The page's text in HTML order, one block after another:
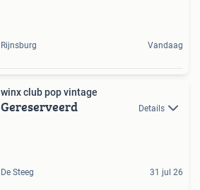
Rijnsburg Vandaag
winx club pop vintage
Gereserveerd Details
De Steeg 31 jul 26